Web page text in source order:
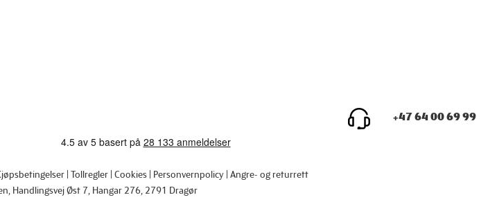
+47 64 00 69 99
Tollregler Cookies Personvernpolicy Angre- og returrett
, Handlingsvej Øst 7, Hangar 276, 2791 Dragør